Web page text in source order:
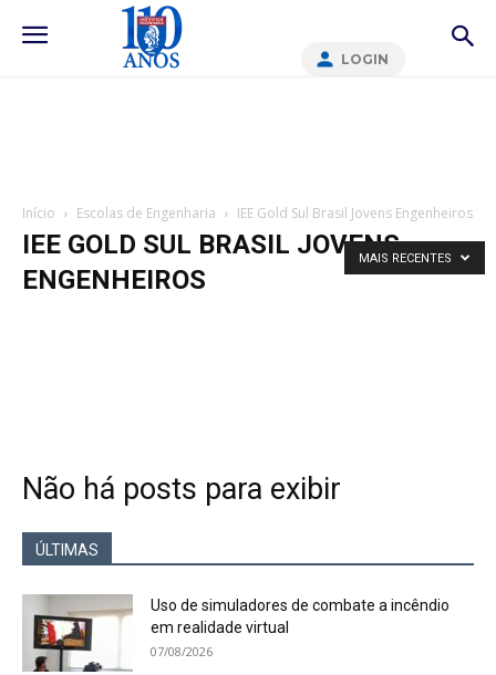
LOGIN
Início Escolas de Engenharia IEE Gold Sul Brasil Jovens Engenheiros
IEE GOLD SUL BRASIL JOVENS
ENGENHEIROS
MAIS RECENTES
Não há posts para exibir
ÚLTIMAS
Uso de simuladores de combate a incêndio
em realidade virtual
07/08/2026